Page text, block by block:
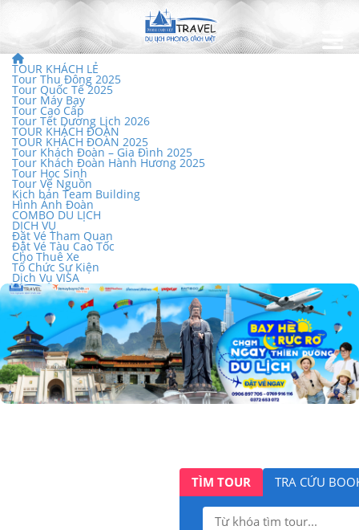
TOUR KHÁCH LẺ
Tour Thu Đông 2025
Tour Quốc Tế 2025
Tour Máy Bay
Tour Cao Cấp
Tour Tết Dương Lịch 2026
TOUR KHÁCH ĐOÀN
TOUR KHÁCH ĐOÀN 2025
Tour Khách Đoàn – Gia Đình 2025
Tour Khách Đoàn Hành Hương 2025
Tour Học Sinh
Tour Về Nguồn
Kịch bản Team Building
Hình Ảnh Đoàn
COMBO DU LỊCH
DỊCH VỤ
Đặt Vé Tham Quan
Đặt Vé Tàu Cao Tốc
Cho Thuê Xe
Tổ Chức Sự Kiện
Dịch Vụ VISA
TÌM TOUR TRA CỨU
Tìm
kiếm: